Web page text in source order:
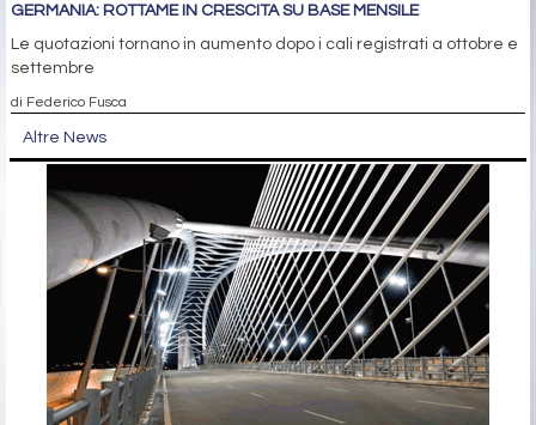
GERMANIA: ROTTAME IN CRESCITA SU BASE MENSILE
Le quotazioni tornano in aumento dopo i cali registrati a ottobre e
settembre
di Federico Fusca
Altre News